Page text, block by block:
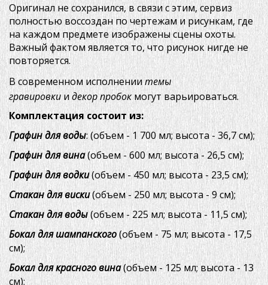
Оригинал не сохранился, в связи с этим, сервиз
полностью воссоздан по чертежам и рисункам, где
на каждом предмете изображены сцены охоты.
Важный фактом является то, что рисунок нигде не
повторяется.
В современном исполнениитемы
гравировкиидекор пробокмогут варьироваться.
Комплектация состоит из:
Графин для воды: (объем - 1 700 мл; высота - 36,7 см);
Графин для вина(объем - 600 мл; высота - 26,5 см);
Графин для водки(объем - 450 мл; высота - 23,5 см);
Стакан для виски(объем - 250 мл; высота - 9 см);
Стакан для воды(объем - 225 мл; высота - 11,5 см);
Бокал для шампанского(объем - 75 мл; высота - 17,5
см);
Бокал для красного вина(объем - 125 мл; высота - 13
см);